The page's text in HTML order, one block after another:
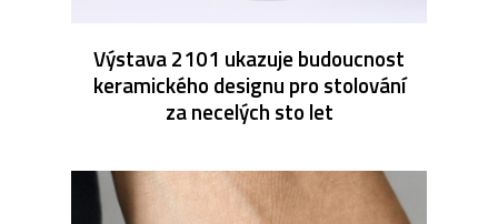
Výstava 2101 ukazuje budoucnost
keramického designu pro stolování
za necelých sto let